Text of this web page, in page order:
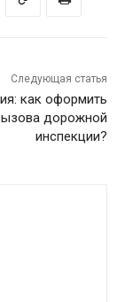
Следующая статья
как оформить
дорожной
инспекции?